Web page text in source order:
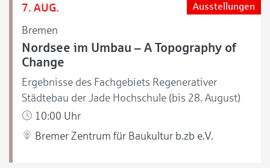
7. AUG.
Bremen
Ausstellungen
Nordsee im Umbau – A Topography of
Change
Ergebnisse des Fachgebiets Regenerativer
Städtebau der Jade Hochschule (bis 28. August)
10:00 Uhr
Bremer Zentrum für Baukultur b.zb e.V.